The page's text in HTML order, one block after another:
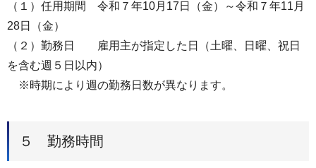
（１）任用期間 令和７年10月17日（金）～令和７年11月
28日（金）
（２）勤務日 雇用主が指定した日（土曜、日曜、祝日
を含む週５日以内）
※時期により週の勤務日数が異なります。
５ 勤務時間